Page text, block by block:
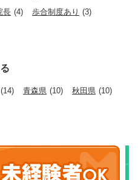
長 (4) 歩合制度あり (3)
(14) 青森県 (10) 秋田県 (10)